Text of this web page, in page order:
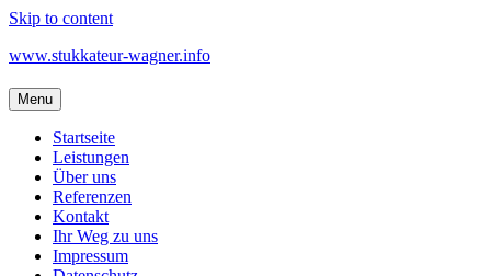
Skip to content
www.stukkateur-wagner.info
Menu
Startseite
Leistungen
Über uns
Referenzen
Kontakt
Ihr Weg zu uns
Impressum